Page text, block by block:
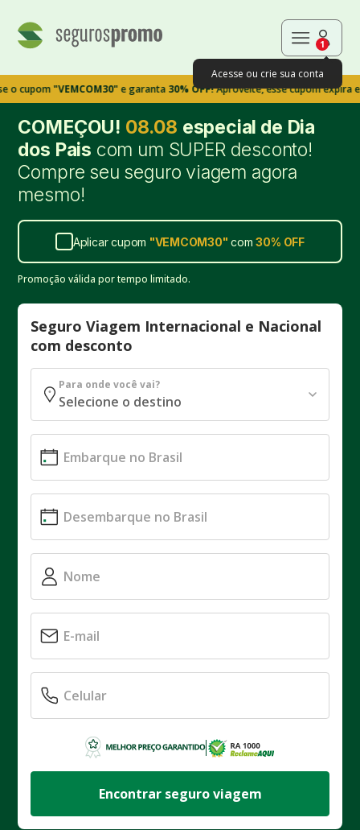
1
Acesse ou crie sua conta
"VEMCOM30"e garanta30% OFF!Aproveite, esse cupom expira em
COMEÇOU! 08.08 especial de Dia
dos Pais com um SUPER desconto!
Compre seu seguro viagem agora
mesmo!
Aplicar cupom "VEMCOM30" com30% OFF
Promoção válida por tempo limitado.
Seguro Viagem Internacional e Nacional
com desconto
Para onde você vai?
Encontrar seguro viagem